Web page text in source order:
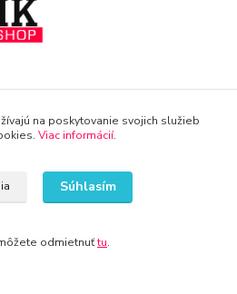
na poskytovanie svojich služieb
Viac informácií.
Súhlasím
odmietnuťtu.